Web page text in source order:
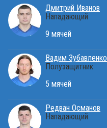
Дмитрий Иванов
Нападающий
9 мячей
Вадим Зубавленко
Полузащитник
5 мячей
Редван Османов
Нападающий